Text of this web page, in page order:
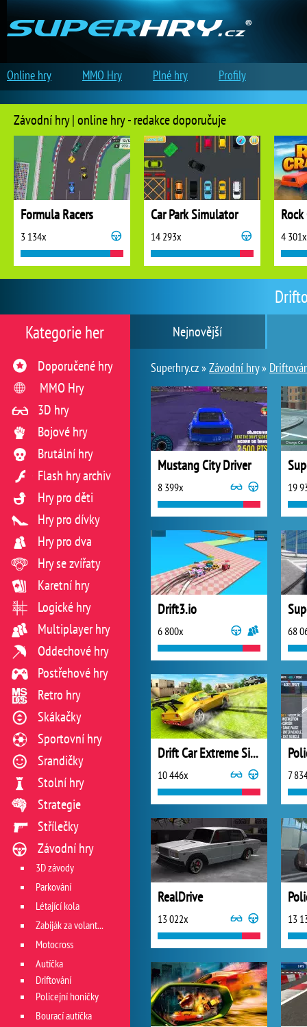
Nejnovější
Superhry.cz »Závodní hry»
Mustang City Driver
8 399x 19
Drift3.io
6 800x 68
Drift Car Extreme Simulator
10 446x 7
RealDrive
13 022x 13
Kategorie her
Doporučené hry
MMO Hry
3D hry
Bojové hry
Brutální hry
Flash hry archiv
Hry pro děti
Hry pro dívky
Hry pro dva
Hry se zvířaty
Karetní hry
Logické hry
Multiplayer hry
Oddechové hry
Postřehové hry
Retro hry
Skákačky
Sportovní hry
Srandičky
Stolní hry
Strategie
Střílečky
Závodní hry
3D závody
Parkování
Létající kola
Zabiják za volantem
Motocross
Autíčka
Driftování
Policejní honičky
Bourací autíčka
Závodní hry | online hry - redakce doporučuje
Formula Racers
3 134x
Car Park Simulator
14 293x 4 301x
Online hry MMO Hry Plné hry Profily